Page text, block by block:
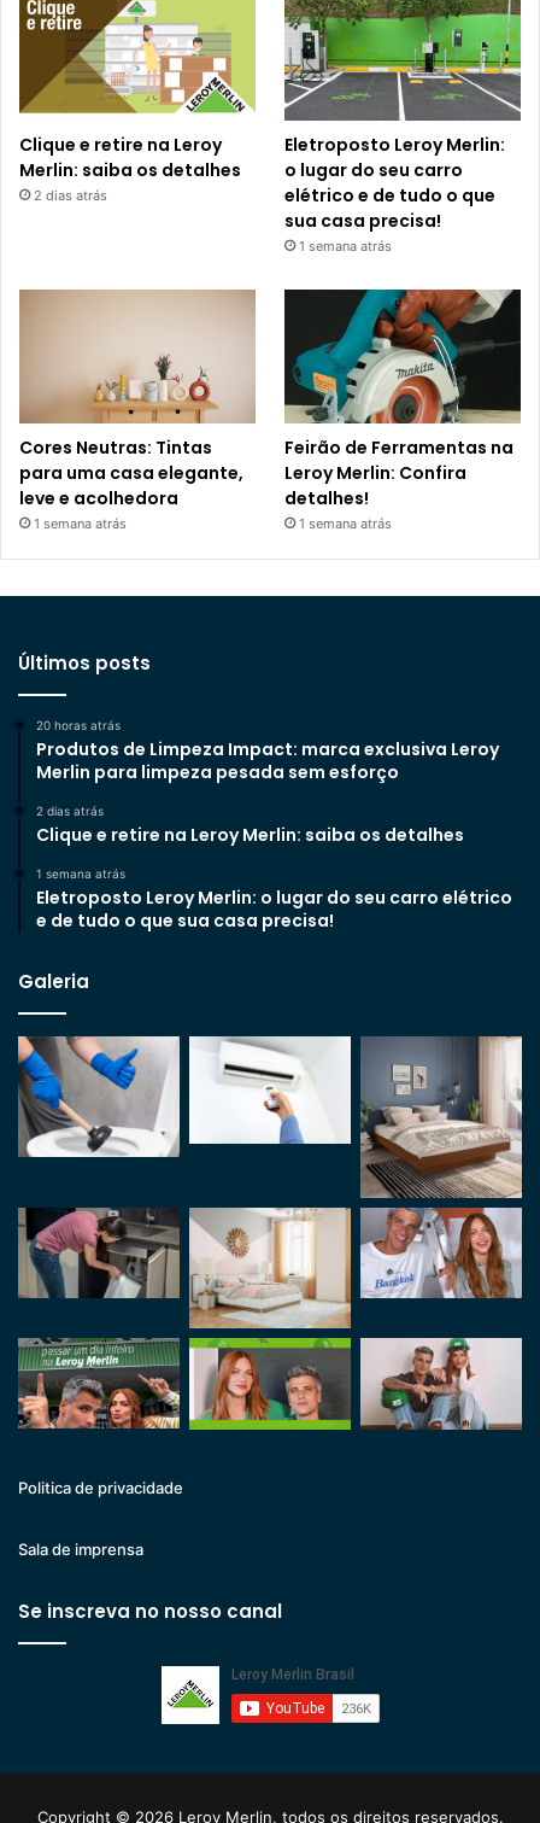
Clique e retire na Leroy
Merlin: saiba os detalhes
2 dias atrás
Eletroposto Leroy Merlin:
o lugar do seu carro
elétrico e de tudo o que
sua casa precisa!
1 semana atrás
Cores Neutras: Tintas
para uma casa elegante,
leve e acolhedora
1 semana atrás
Feirão de Ferramentas na
Leroy Merlin: Confira
detalhes!
1 semana atrás
Últimos posts
20 horas atrás
Produtos de Limpeza Impact: marca exclusiva Leroy
Merlin para limpeza pesada sem esforço
2 dias atrás
Clique e retire na Leroy Merlin: saiba os detalhes
1 semana atrás
Eletroposto Leroy Merlin: o lugar do seu carro elétrico
e de tudo o que sua casa precisa!
Galeria
Politica de privacidade
Sala de imprensa
Se inscreva no nosso canal
Copyright © 2026 Leroy Merlin, todos os direitos reservados.